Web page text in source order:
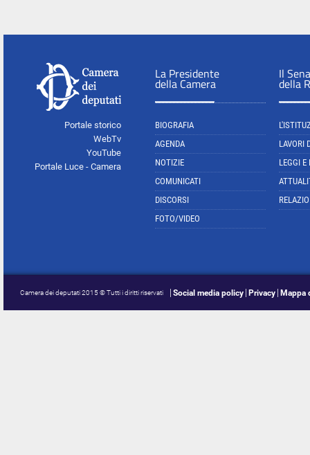
Portale storico
WebTv
YouTube
Portale Luce - Camera
La Presidente
della Camera
BIOGRAFIA
AGENDA
NOTIZIE
COMUNICATI
DISCORSI
FOTO/VIDEO
Il
della
LAVORI
LEGGI E
Camera dei deputati 2015 © Tutti i diritti riservati Social media policy Privacy Mappa